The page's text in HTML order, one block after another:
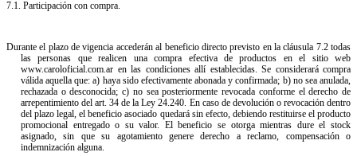
7.1. Participación con compra.
Durante el plazo de vigencia accederán al beneficio directo previsto en la cláusula 7.2 todas
las personas que realicen una compra efectiva de productos en el sitio web
www.caroloficial.com.ar en las condiciones allí establecidas. Se considerará compra
válida aquella que: a) haya sido efectivamente abonada y confirmada; b) no sea anulada,
rechazada o desconocida; c) no sea posteriormente revocada conforme el derecho de
arrepentimiento del art. 34 de la Ley 24.240. En caso de devolución o revocación dentro
del plazo legal, el beneficio asociado quedará sin efecto, debiendo restituirse el producto
promocional entregado o su valor. El beneficio se otorga mientras dure el stock
asignado, sin que su agotamiento genere derecho a reclamo, compensación o
indemnización alguna.